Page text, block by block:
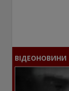
ВІДЕОНОВИНИ